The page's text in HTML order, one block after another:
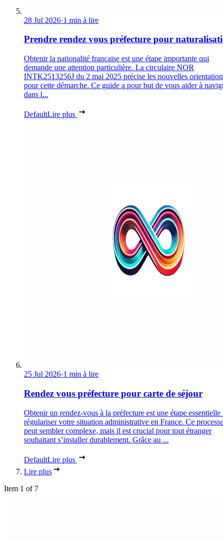
28 Jul 2026·1 min à lire
Prendre rendez vous préfecture pour
Obtenir la nationalité française est une étape importante qui
demande une attention particulière. La circulaire NOR
INTK2513256J du 2 mai 2025 précise les nouvelles
pour cette démarche. Ce guide a pour but de vous aider à
dans l...
DefaultLire plus
25 Jul 2026·1 min à lire
Rendez vous préfecture pour carte de séjour
Obtenir un rendez-vous à la préfecture est une étape essentielle
régulariser votre situation administrative en France. Ce
peut sembler complexe, mais il est crucial pour tout étranger
souhaitant s’installer durablement. Grâce au ...
DefaultLire plus
Lire plus
Item 1 of 7